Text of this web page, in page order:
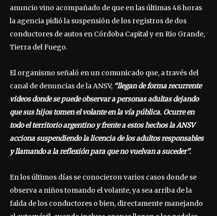
anuncio vino acompañado de que en las últimas 48 horas
la agencia pidió la suspensión de los registros de dos
conductores de autos en Córdoba Capital y en Rio Grande,
Tierra del Fuego.
El organismo señaló en un comunicado que, a través del
canal de denuncias de la ANSV, “llegan de forma recurrente
videos donde se puede observar a personas adultas dejando
que sus hijos tomen el volante en la vía pública. Ocurre en
todo el territorio argentino y frente a estos hechos la ANSV
acciona suspendiendo la licencia de los adultos responsables
y llamando a la reflexión para que no vuelvan a suceder”.
En los últimos días se conocieron varios casos donde se
observa a niños tomando el volante, ya sea arriba de la
falda de los conductores o bien, directamente manejando